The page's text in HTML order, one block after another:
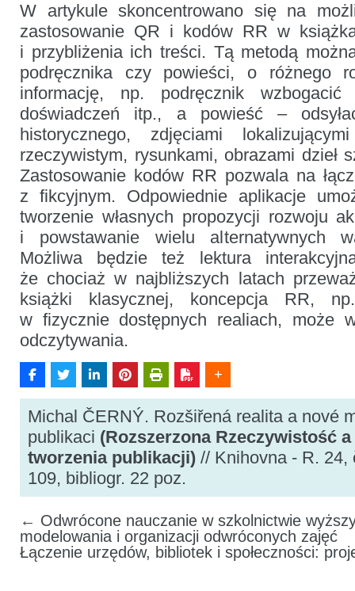
W artykule skoncentrowano się na
zastosowanie QR i kodów RR w
i przybliżenia ich treści. Tą metodą
podręcznika czy powieści, o różnego
informację, np. podręcznik wzbogacić
doświadczeń itp., a powieść –
historycznego, zdjęciami
rzeczywistym, rysunkami, obrazami dzieł
Zastosowanie kodów RR pozwala na
z fikcyjnym. Odpowiednie aplikacje
tworzenie własnych propozycji rozwoju
i powstawanie wielu alternatywnych
Możliwa będzie też lektura
że chociaż w najbliższych latach
książki klasycznej, koncepcja RR,
w fizycznie dostępnych realiach, może
odczytywania.
Michal ČERNÝ. Rozšiřená realita a nové
publikaci (Rozszerzona Rzeczywistość
tworzenia publikacji) // Knihovna - R. 24,
109, bibliogr. 22 poz.
← Odwrócone nauczanie w szkolnictwie
modelowania i organizacji odwróconych zajęć
Łączenie urzędów, bibliotek i społeczności: